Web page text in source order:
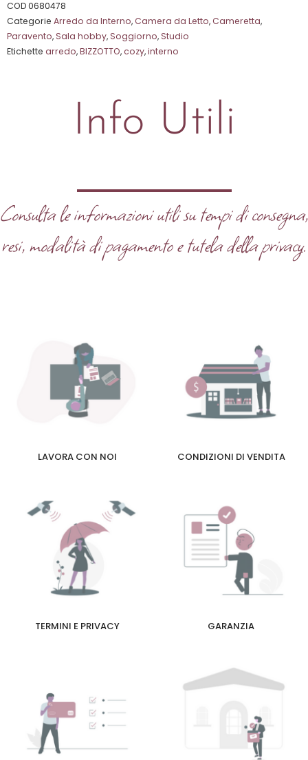
su
5
COD0680478
Categorie Arredo da Interno,Camera da Letto,Cameretta,
Paravento,Sala hobby,Soggiorno,Studio
Etichette arredo,BIZZOTTO,cozy,interno
Info Utili
Consulta le informazioni utili su tempi di consegna,
resi, modalità di pagamento e tutela della privacy.
LAVORA CON NOI CONDIZIONI DI VENDITA
TERMINI E PRIVACY GARANZIA